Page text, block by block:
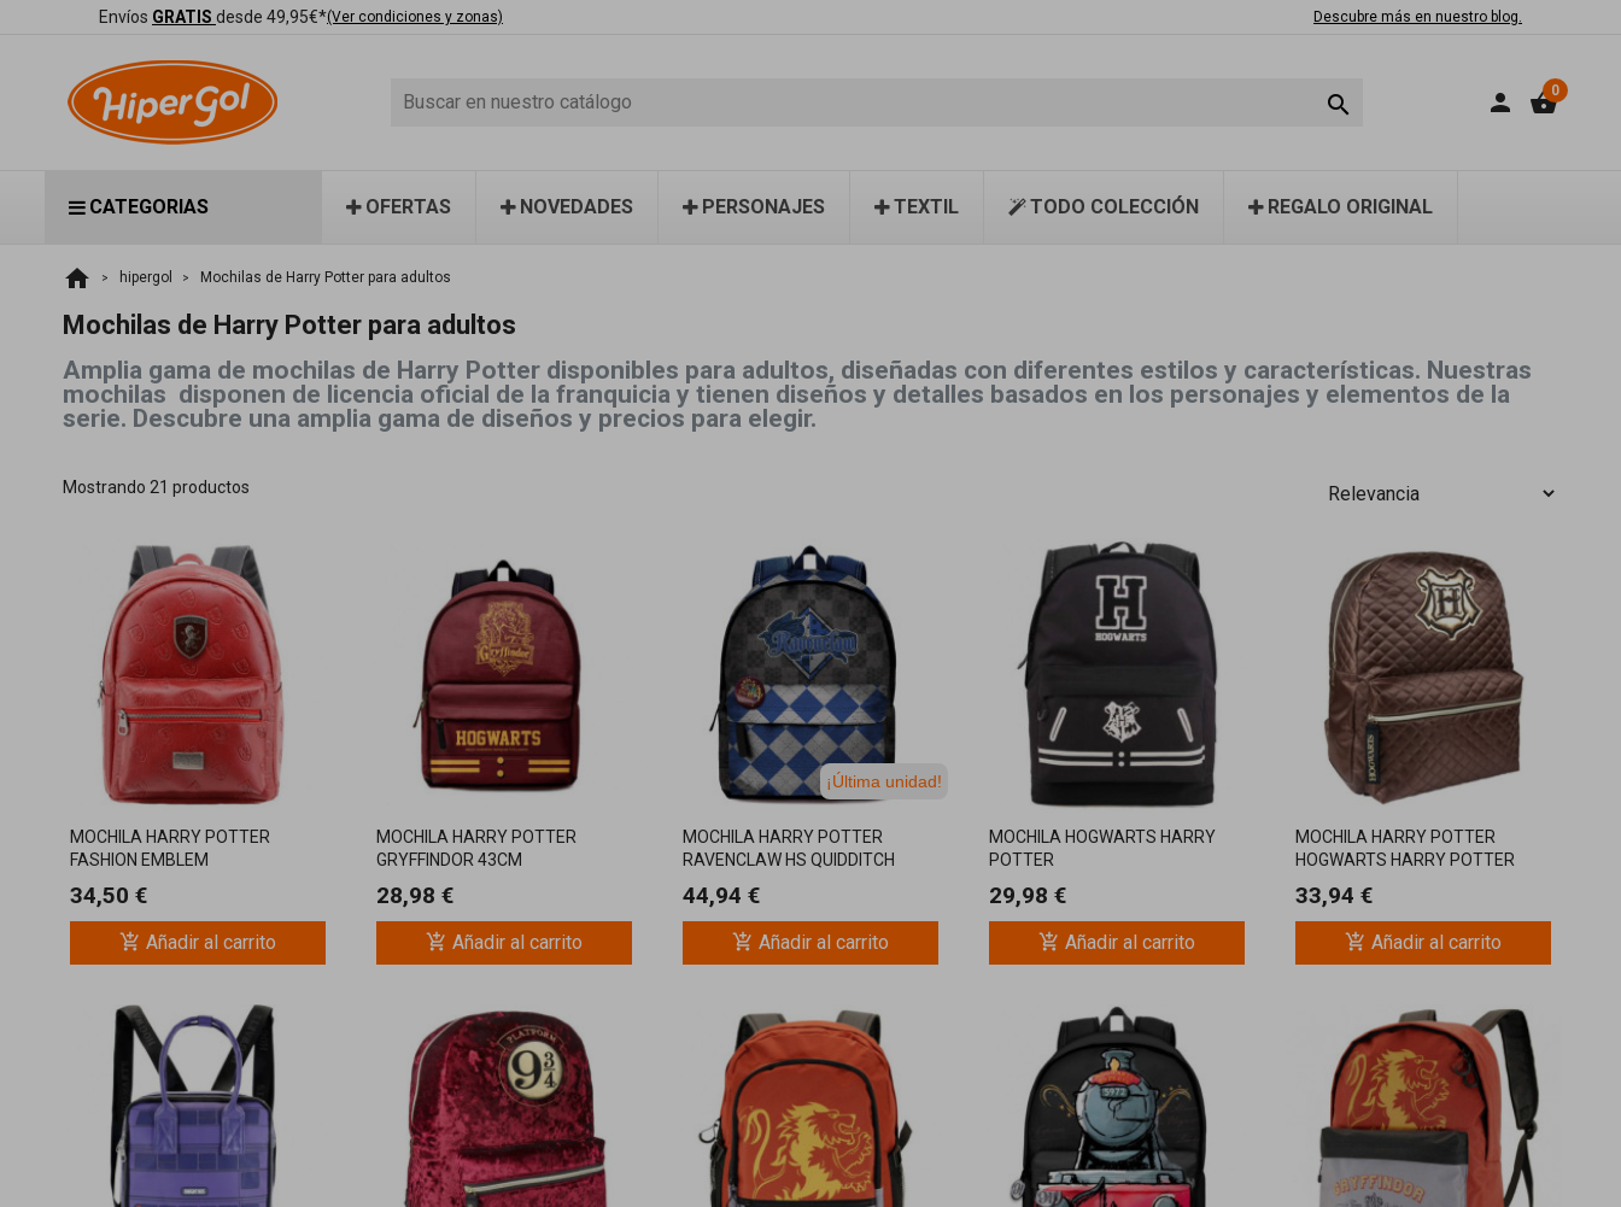
Envíos GRATIS desde 49,95€*(Ver condiciones y zonas) Descubre más en nuestro blog.
 person shopping_basket0
CATEGORIAS OFERTAS NOVEDADES PERSONAJES TEXTIL TODO COLECCIÓN REGALO ORIGINAL
home hipergol Mochilas de Harry Potter para adultos
Mochilas de Harry Potter para adultos
Amplia gama de mochilas de Harry Potter disponibles para adultos, diseñadas con diferentes estilos y características. Nuestras
mochilas disponen de licencia oficial de la franquicia y tienen diseños y detalles basados en los personajes y elementos de la
serie. Descubre una amplia gama de diseños y precios para elegir.
Mostrando 21 productos
MOCHILA HARRY POTTER
FASHION EMBLEM
34,50 €
add_shopping_cart Añadir al carrito
MOCHILA HARRY POTTER
GRYFFINDOR 43CM
28,98 €
add_shopping_cart Añadir al carrito
¡Última unidad!
MOCHILA HARRY POTTER
RAVENCLAW HS QUIDDITCH
44,94 €
add_shopping_cart Añadir al carrito
MOCHILA HOGWARTS HARRY
POTTER
29,98 €
add_shopping_cart Añadir al carrito
MOCHILA HARRY POTTER
HOGWARTS HARRY POTTER
33,94 €
add_shopping_cart Añadir al carrito